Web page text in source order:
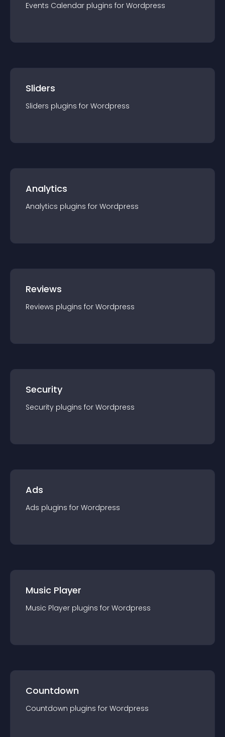
Events Calendar plugins for Wordpress
Sliders
Sliders plugins for Wordpress
Analytics
Analytics plugins for Wordpress
Reviews
Reviews plugins for Wordpress
Security
Security plugins for Wordpress
Ads
Ads plugins for Wordpress
Music Player
Music Player plugins for Wordpress
Countdown
Countdown plugins for Wordpress